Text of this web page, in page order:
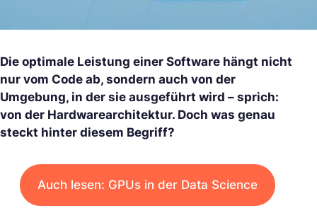
Die optimale Leistung einer Software hängt nicht
nur vom Code ab, sondern auch von der
Umgebung, in der sie ausgeführt wird – sprich:
von der Hardwarearchitektur. Doch was genau
steckt hinter diesem Begriff?
Auch lesen: GPUs in der Data Science